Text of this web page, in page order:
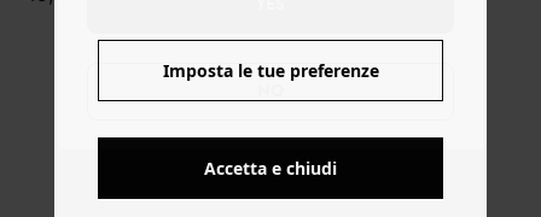
Imposta le tue preferenze
Accetta e chiudi